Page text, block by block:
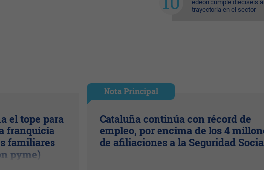
edeon cumple dieciséis
trayectoria en el sector
el tope para
franquicia
familiares
pyme)
Nota Principal
Cataluña continúa con récord de
empleo, por encima de los 4
de afiliaciones a la Seguridad